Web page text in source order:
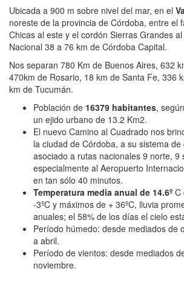
Ubicada a 900 m sobre nivel del mar, en el
noreste de la provincia de Córdoba, entre el
Chicas al este y el cordón Sierras Grandes
Nacional 38 a 76 km de Córdoba Capital.
Nos separan 780 Km de Buenos Aires, 632
470km de Rosario, 18 km de Santa Fe, 336
km de Tucumán.
Población de 16379 habitantes,
un ejido urbano de 13.2 Km2.
El nuevo Camino al Cuadrado nos
la ciudad de Córdoba, a su sistema de
asociado a rutas nacionales 9 norte, 9
especialmente al Aeropuerto
en tan sólo 40 minutos.
Temperatura media anual de 14.6º C
-3ºC y máximos de + 36ºC, lluvia
anuales; el 58% de los días el cielo
Período húmedo: desde mediados de
a abril.
Período de vientos: desde mediados
noviembre.